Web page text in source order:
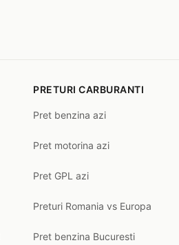
PRETURI CARBURANTI
Pret benzina azi
Pret motorina azi
Pret GPL azi
Preturi Romania vs Europa
Pret benzina Bucuresti